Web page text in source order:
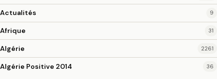
Actualités 9
Afrique 31
Algérie 2261
Algérie Positive 2014 36